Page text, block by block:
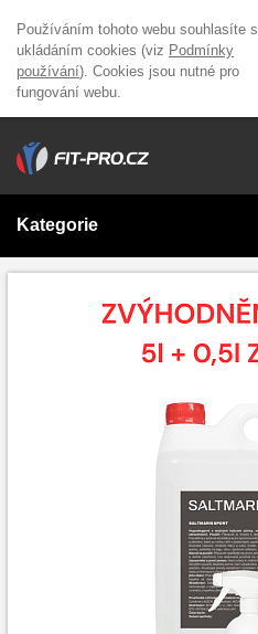
Používáním tohoto webu souhlasíte s
ukládáním cookies (viz Podmínky
používání). Cookies jsou nutné pro
fungování webu.
GDPR
Přihlášení
Kategorie
Doplňky stravy
OUTLET OBLEČENÍ